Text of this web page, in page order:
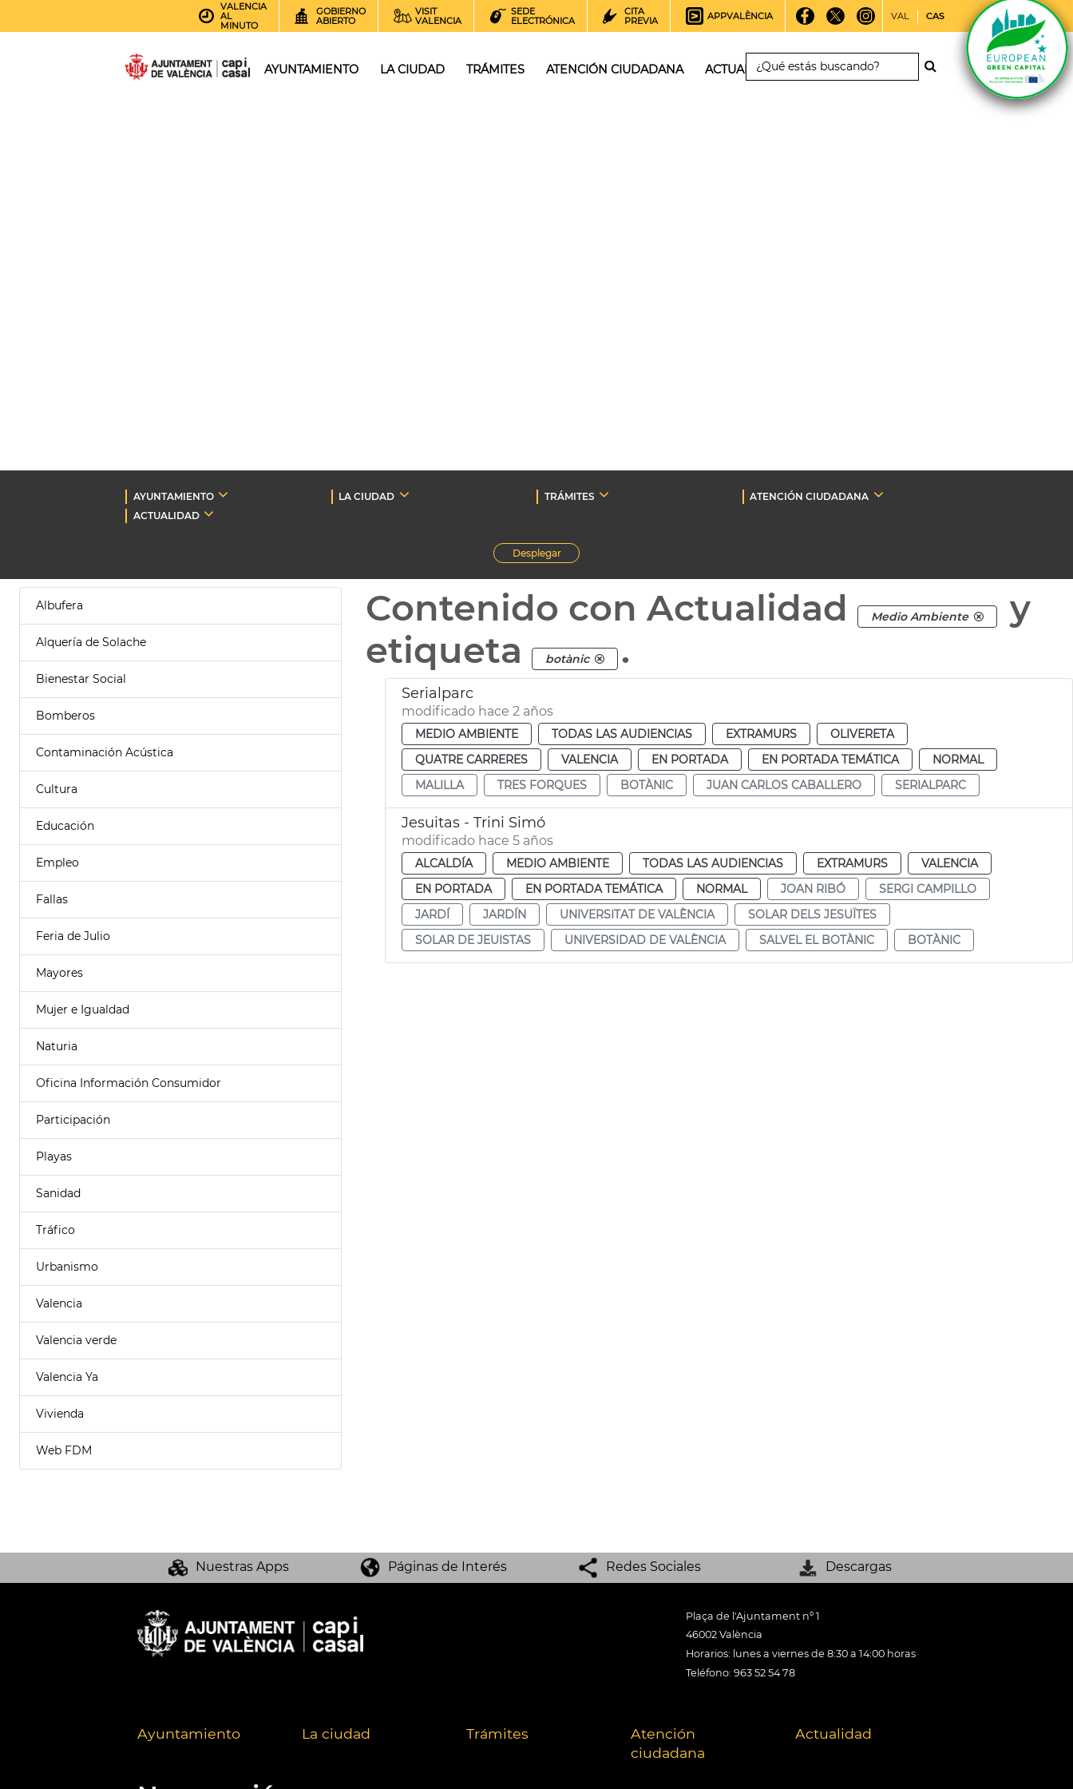
VALENCIA
AL
MINUTO
GOBIERNO
ABIERTO
VISIT
VALENCIA
SEDE
ELECTRÓNICA
CITA
PREVIA
APPVALÈNCIA VAL CAS
AYUNTAMIENTO LA CIUDAD TRÁMITES ATENCIÓN CIUDADANA ACTUALIDAD
AYUNTAMIENTO LA CIUDAD TRÁMITES
ATENCIÓN CIUDADANA
ACTUALIDAD
Desplegar
Albufera
Alquería de Solache
Bienestar Social
Bomberos
Contaminación Acústica
Cultura
Educación
Empleo
Fallas
Feria de Julio
Mayores
Mujer e Igualdad
Naturia
Oficina Información Consumidor
Participación
Playas
Sanidad
Tráfico
Urbanismo
Valencia
Valencia verde
Valencia Ya
Vivienda
Web FDM
Contenido con Actualidad Medio Ambiente
y
etiqueta
botànic .
Serialparc
modificado hace 2 años
MEDIO AMBIENTE TODAS LAS AUDIENCIAS EXTRAMURS
OLIVERETA
QUATRE CARRERES
VALENCIA EN PORTADA EN PORTADA TEMÁTICA
NORMAL
MALILLA
TRES FORQUES BOTÀNIC JUAN CARLOS CABALLERO SERIALPARC
Jesuitas - Trini Simó
modificado hace 5 años
ALCALDÍA MEDIO AMBIENTE TODAS LAS AUDIENCIAS EXTRAMURS
VALENCIA
EN PORTADA
EN PORTADA TEMÁTICA NORMAL JOAN RIBÓ
SERGI CAMPILLO
JARDÍ
JARDÍN UNIVERSITAT DE VALÈNCIA
SOLAR DELS JESUÏTES
SOLAR DE JEUISTAS
UNIVERSIDAD DE VALÈNCIA SALVEL EL BOTÀNIC BOTÀNIC
Nuestras Apps Páginas de Interés Redes Sociales Descargas
Plaça de l'Ajuntament nº 1
46002 València
Horarios: lunes a viernes de 8:30 a 14:00 horas
Teléfono: 963 52 54 78
Ayuntamiento La ciudad Trámites
Atención
ciudadana
Actualidad